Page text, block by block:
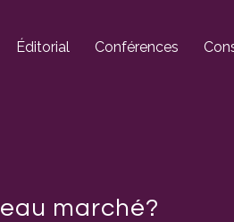
Éditorial Conférences
marché?